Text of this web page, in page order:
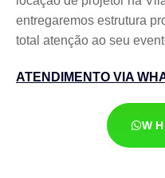
entregaremos estrutura
total atenção ao seu
ATENDIMENTO VIA